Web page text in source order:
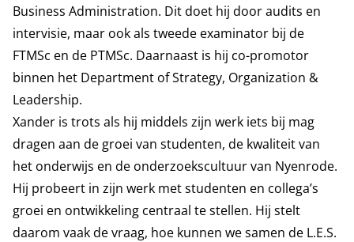
Business Administration. Dit doet hij door audits en
intervisie, maar ook als tweede examinator bij de
FTMSc en de PTMSc. Daarnaast is hij co-promotor
binnen het Department of Strategy, Organization &
Leadership.
Xander is trots als hij middels zijn werk iets bij mag
dragen aan de groei van studenten, de kwaliteit van
het onderwijs en de onderzoekscultuur van Nyenrode.
Hij probeert in zijn werk met studenten en collega’s
groei en ontwikkeling centraal te stellen. Hij stelt
daarom vaak de vraag, hoe kunnen we samen de L.E.S.